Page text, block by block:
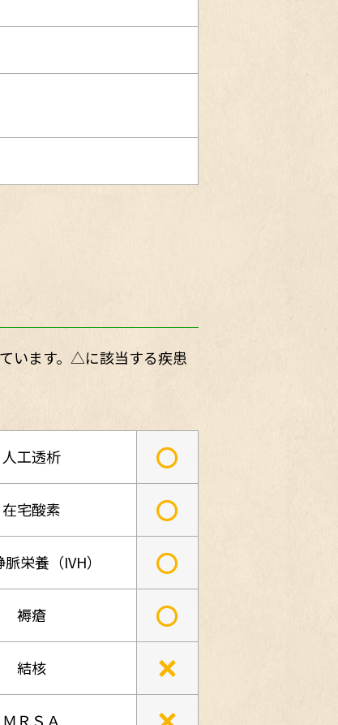
います。△に該当する疾患
人工透析 ○
在宅酸素 ○
栄養（IVH） ○
褥瘡 ○
結核 ×
ＭＲＳＡ